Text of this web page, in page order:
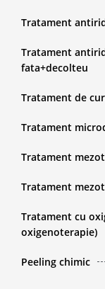
Tratament
Tratament
fata+decolteu
Tratament de
Tratament
Tratament
Tratament
Tratament cu
oxigenoterapie)
Peeling chimic